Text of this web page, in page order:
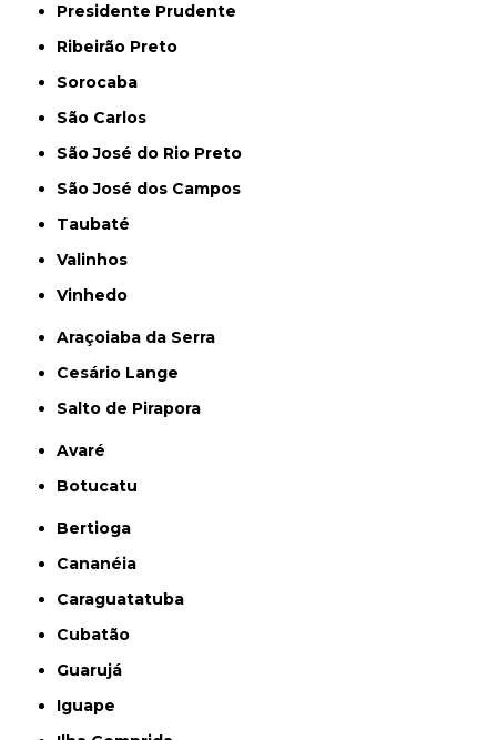
Presidente Prudente
Ribeirão Preto
Sorocaba
São Carlos
São José do Rio Preto
São José dos Campos
Taubaté
Valinhos
Vinhedo
Araçoiaba da Serra
Cesário Lange
Salto de Pirapora
Avaré
Botucatu
Bertioga
Cananéia
Caraguatatuba
Cubatão
Guarujá
Iguape